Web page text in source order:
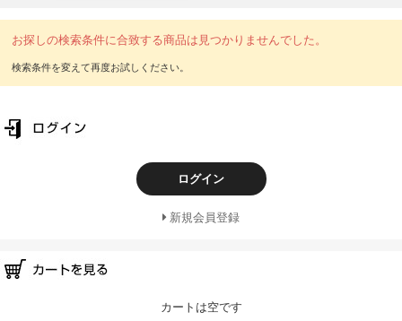
お探しの検索条件に合致する商品は見つかりませんでした。
ログイン
新規会員登録
カートは空です